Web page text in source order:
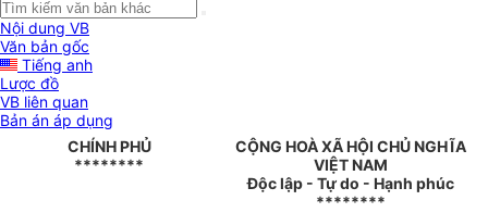
Nội dung VB
Văn bản gốc
Tiếng anh
Lược đồ
VB liên quan
Bản án áp dụng
CHÍNH PHỦ
********
CỘNG HOÀ XÃ HỘI CHỦ NGHĨA
VIỆT NAM
Độc lập - Tự do - Hạnh phúc
********